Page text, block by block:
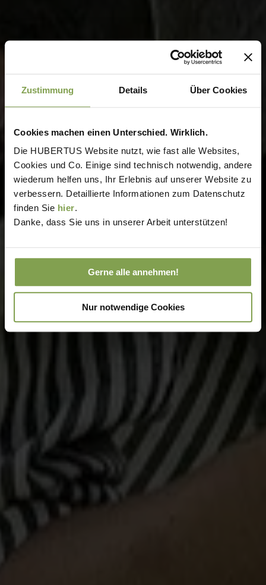
Zustimmung Details Über Cookies
Cookies machen einen Unterschied. Wirklich.
Die HUBERTUS Website nutzt, wie fast alle Websites,
Cookies und Co. Einige sind technisch notwendig, andere
wiederum helfen uns, Ihr Erlebnis auf unserer Website zu
verbessern. Detaillierte Informationen zum Datenschutz
finden Sie hier.
Danke, dass Sie uns in unserer Arbeit unterstützen!
Gerne alle annehmen!
Nur notwendige Cookies